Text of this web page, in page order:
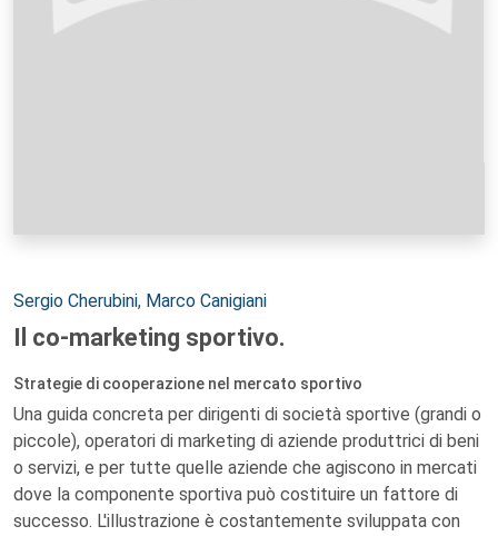
Autori:
Sergio Cherubini, Marco Canigiani
Il co-marketing sportivo.
Strategie di cooperazione nel mercato sportivo
Una guida concreta per dirigenti di società sportive (grandi o
piccole), operatori di marketing di aziende produttrici di beni
o servizi, e per tutte quelle aziende che agiscono in mercati
dove la componente sportiva può costituire un fattore di
successo. L'illustrazione è costantemente sviluppata con